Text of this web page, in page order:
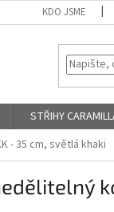
KDO JSME
STŘIHY
- 35 cm, světlá khaki